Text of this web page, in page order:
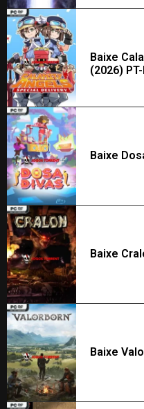
Baixe
(2026) PT-
Baixe
Baixe
Baixe